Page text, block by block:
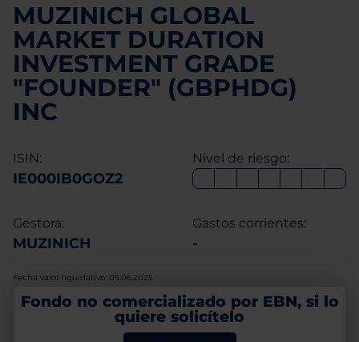
MUZINICH GLOBAL
MARKET DURATION
INVESTMENT GRADE
"FOUNDER" (GBPHDG)
INC
ISIN:
IE000IB0GOZ2
Nivel de riesgo:
Gestora:
MUZINICH
Gastos corrientes:
-
Fecha valor liquidativo: 05.06.2025
Fondo no comercializado por EBN, si lo
quiere solicítelo